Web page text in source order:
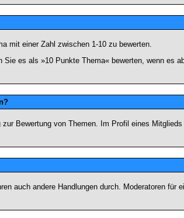
mit einer Zahl zwischen 1-10 zu bewerten.
es als »10 Punkte Thema« bewerten, wenn es
Bewertung von Themen. Im Profil eines
auch andere Handlungen durch. Moderatoren für